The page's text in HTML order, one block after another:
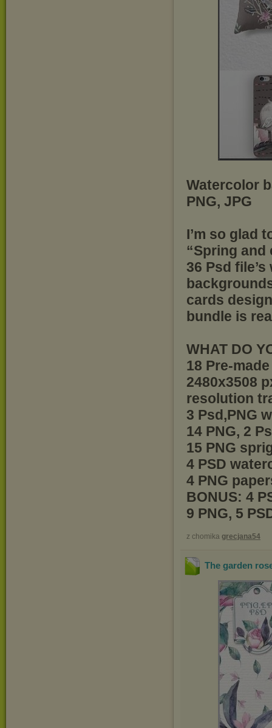
Watercolor
PNG, JPG
I’m so glad
“Spring and
36 Psd
cards
bundle is
WHAT DO
18 Pre-
2480x3508
resolution
3 Psd,PNG
14 PNG, 2
15 PNG
4 PSD
4 PNG
BONUS: 4
9 PNG, 5
z chomika grecjana54
The garden